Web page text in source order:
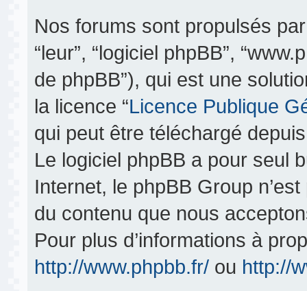
Nos forums sont propulsés
“leur”, “logiciel phpBB”,
de phpBB”), qui est une
la licence “Licence Publique
qui peut être téléchargé
Le logiciel phpBB a pour seul
Internet, le phpBB Group
du contenu que nous
Pour plus d’informations à
http://www.phpbb.fr/ ou http://